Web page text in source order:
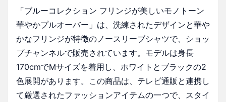
「ブルーコレクション フリンジが美しいモノトーン
華やかプルオーバー」は、洗練されたデザインと華や
かなフリンジが特徴のノースリーブシャツで、ショッ
プチャンネルで販売されています。モデルは身長
170cmでMサイズを着用し、ホワイトとブラックの2
色展開があります。この商品は、テレビ通販と連携し
て厳選されたファッションアイテムの一つで、スタイ